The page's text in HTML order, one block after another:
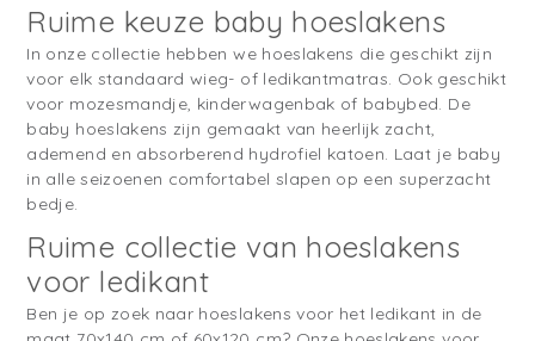
Ruime keuze baby hoeslakens
In onze collectie hebben we hoeslakens die geschikt zijn
voor elk standaard wieg- of ledikantmatras. Ook geschikt
voor mozesmandje, kinderwagenbak of babybed. De
baby hoeslakens zijn gemaakt van heerlijk zacht,
ademend en absorberend hydrofiel katoen. Laat je baby
in alle seizoenen comfortabel slapen op een superzacht
bedje.
Ruime collectie van hoeslakens
voor ledikant
Ben je op zoek naar hoeslakens voor het ledikant in de